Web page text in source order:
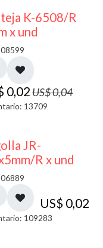
50% DESCUENTO
K-6508/R
x und
0,02US$0,04
13709
JR-
R x und
US$ 0,02
109283